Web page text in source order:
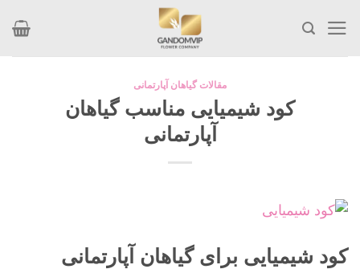
content
مقالات گیاهان آپارتمانی
کود شیمیایی مناسب گیاهان
آپارتمانی
کود شیمیایی برای گیاهان آپارتمانی